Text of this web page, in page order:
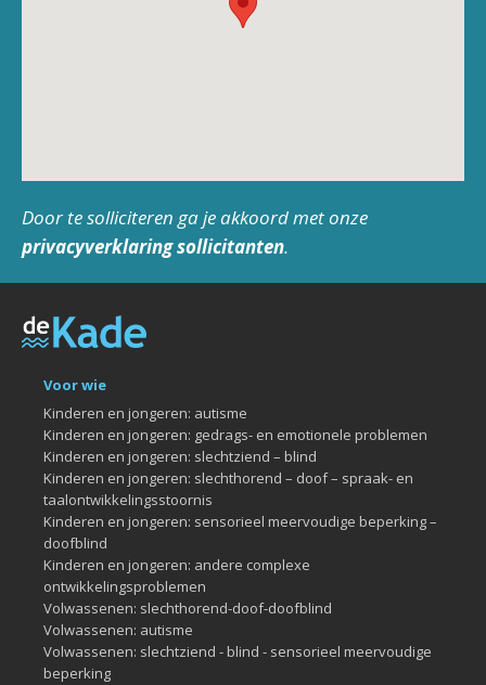
Door te solliciteren ga je akkoord met onze
privacyverklaring sollicitanten.
Voor wie
Kinderen en jongeren: autisme
Kinderen en jongeren: gedrags- en emotionele problemen
Kinderen en jongeren: slechtziend – blind
Kinderen en jongeren: slechthorend – doof – spraak- en
taalontwikkelingsstoornis
Kinderen en jongeren: sensorieel meervoudige beperking –
doofblind
Kinderen en jongeren: andere complexe
ontwikkelingsproblemen
Volwassenen: slechthorend-doof-doofblind
Volwassenen: autisme
Volwassenen: slechtziend - blind - sensorieel meervoudige
beperking